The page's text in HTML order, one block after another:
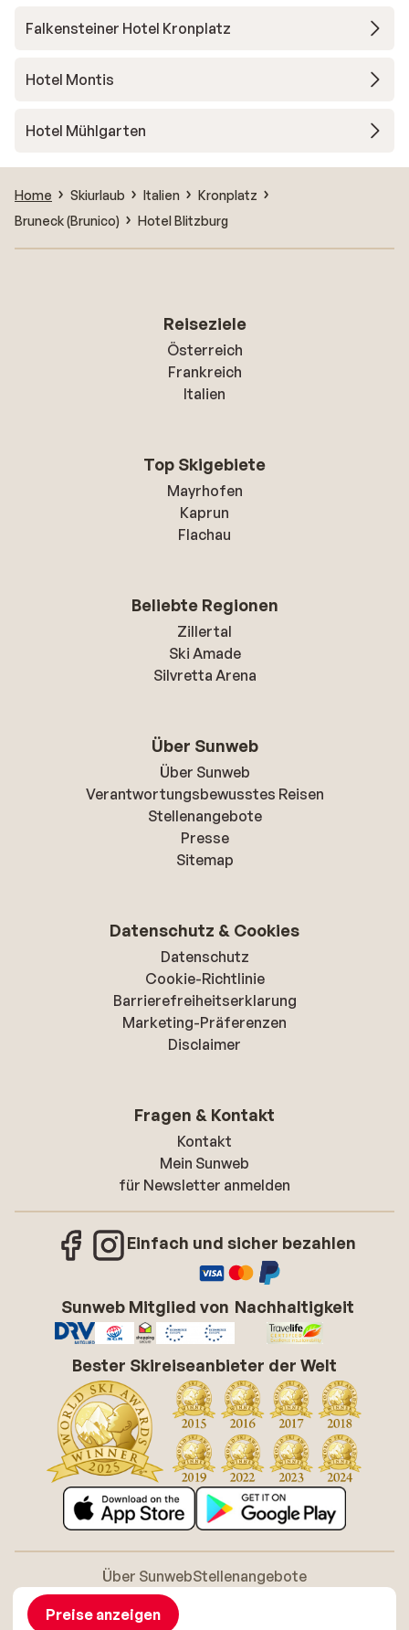
Preise anzeigen
Falkensteiner Hotel Kronplatz
Hotel Montis
Hotel Mühlgarten
Home Skiurlaub Italien
Kronplatz
Bruneck (Brunico)
Hotel Blitzburg
Reiseziele
Österreich
Frankreich
Italien
Top Skigebiete
Mayrhofen
Kaprun
Flachau
Beliebte Regionen
Zillertal
Ski Amade
Silvretta Arena
Über Sunweb
Über Sunweb
Verantwortungsbewusstes Reisen
Stellenangebote
Presse
Sitemap
Datenschutz & Cookies
Datenschutz
Cookie-Richtlinie
Barrierefreiheitserklarung
Marketing-Präferenzen
Disclaimer
Fragen & Kontakt
Kontakt
Mein Sunweb
für Newsletter anmelden
Einfach und sicher bezahlen
Sunweb Mitglied von Nachhaltigkeit
Bester Skireiseanbieter der Welt
Über SunwebStellenangebote
Allgemeine Geschäftsbedingungen (AGB)
Cookie-RichtlinieBarrierefreiheitserklarung